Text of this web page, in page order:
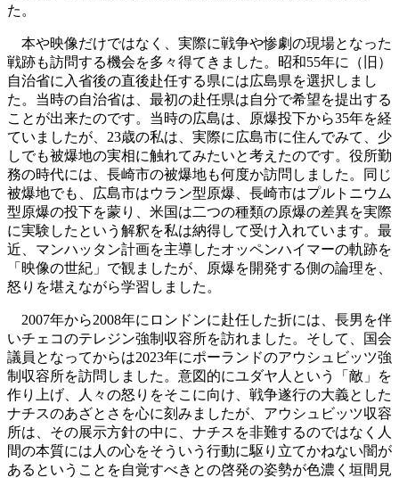
た。
本や映像だけではなく、実際に戦争や惨劇の現場となった
戦跡も訪問する機会を多々得てきました。昭和55年に（旧）
自治省に入省後の直後赴任する県には広島県を選択しまし
た。当時の自治省は、最初の赴任県は自分で希望を提出する
ことが出来たのです。当時の広島は、原爆投下から35年を経
ていましたが、23歳の私は、実際に広島市に住んでみて、少
しでも被爆地の実相に触れてみたいと考えたのです。役所勤
務の時代には、長崎市の被爆地も何度か訪問しました。同じ
被爆地でも、広島市はウラン型原爆、長崎市はプルトニウム
型原爆の投下を蒙り、米国は二つの種類の原爆の差異を実際
に実験したという解釈を私は納得して受け入れています。最
近、マンハッタン計画を主導したオッペンハイマーの軌跡を
「映像の世紀」で観ましたが、原爆を開発する側の論理を、
怒りを堪えながら学習しました。
2007年から2008年にロンドンに赴任した折には、長男を伴
いチェコのテレジン強制収容所を訪れました。そして、国会
議員となってからは2023年にポーランドのアウシュビッツ強
制収容所を訪問しました。意図的にユダヤ人という「敵」を
作り上げ、人々の怒りをそこに向け、戦争遂行の大義とした
ナチスのあざとさを心に刻みましたが、アウシュビッツ収容
所は、その展示方針の中に、ナチスを非難するのではなく人
間の本質には人の心をそういう行動に駆り立てかねない闇が
あるということを自覚すべきとの啓発の姿勢が色濃く垣間見